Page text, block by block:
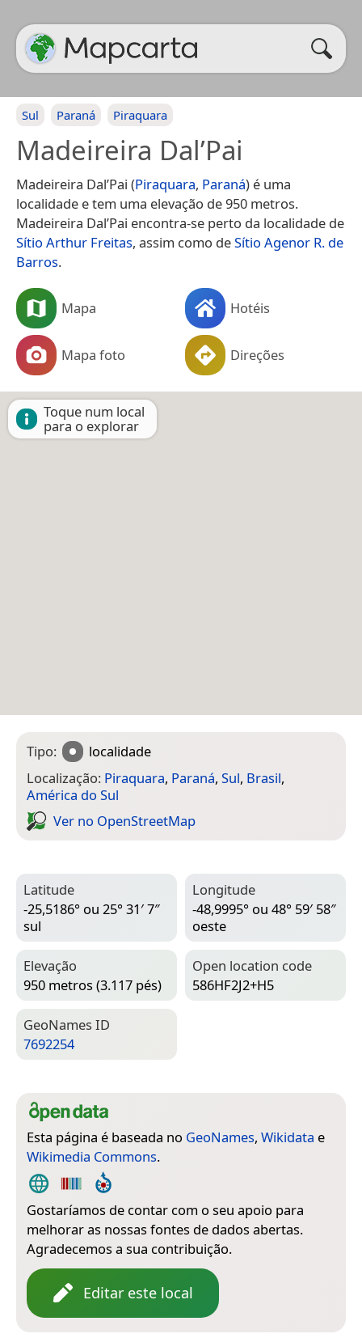
Sul Paraná Piraquara
Madeireira Dal’Pai
Madeireira Dal’Pai (Piraquara, Paraná) é uma
localidade e tem uma elevação de 950 metros.
Madeireira Dal’Pai encontra-se perto da localidade de
Sítio Arthur Freitas, assim como deSítio Agenor R. de
Barros.
Mapa Hotéis
Mapa foto Direções
Toque num local
para o explorar
Tipo:
localidade
Localização: Piraquara, Paraná, Sul, Brasil,
América do Sul
Ver no Open­Street­Map
Latitude
-25,5186° ou 25° 31′ 7″
sul
Longitude
-48,9995° ou 48° 59′ 58″
oeste
Elevação
950 metros (3.117 pés)
Open location code
586HF2J2+H5
Geo­Names ID
7692254
Esta página é baseada no GeoNames, Wikidata e
Wikimedia Commons.
Gostaríamos de contar com o seu apoio para
melhorar as nossas fontes de dados abertas.
Agradecemos a sua contribuição.
Editar este local